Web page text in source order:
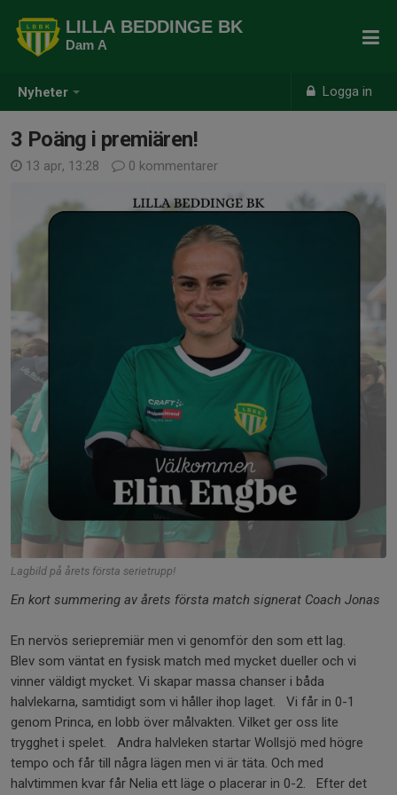
Nyheter Logga in
LILLA BEDDINGE BK
Dam A
3 Poäng i premiären!
13 apr, 13:28 0 kommentarer
Lagbild på årets första serietrupp!
En kort summering av årets första match signerat Coach Jonas
En nervös seriepremiär men vi genomför den som ett lag.
Blev som väntat en fysisk match med mycket dueller och vi
vinner väldigt mycket. Vi skapar massa chanser i båda
halvlekarna, samtidigt som vi håller ihop laget. Vi får in 0-1
genom Princa, en lobb över målvakten. Vilket ger oss lite
trygghet i spelet. Andra halvleken startar Wollsjö med högre
tempo och får till några lägen men vi är täta. Och med
halvtimmen kvar får Nelia ett läge o placerar in 0-2. Efter det